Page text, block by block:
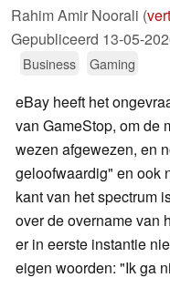
Rahim Amir Noorali (
Gepubliceerd 13-05-
Business Gaming
eBay heeft het
van GameStop, om de
wezen afgewezen, en
geloofwaardig" en ook
kant van het spectrum
over de overname van
er in eerste instantie
eigen woorden: "Ik ga